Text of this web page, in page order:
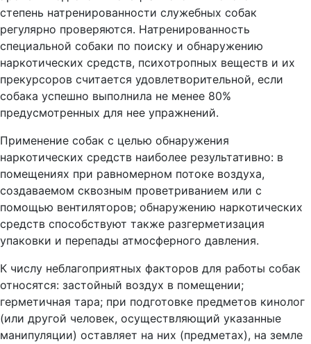
степень натренированности служебных собак
регулярно проверяются. Натренированность
специальной собаки по поиску и обнаружению
наркотических средств, психотропных веществ и их
прекурсоров считается удовлетворительной, если
собака успешно выполнила не менее 80%
предусмотренных для нее упражнений.
Применение собак с целью обнаружения
наркотических средств наиболее результативно: в
помещениях при равномерном потоке воздуха,
создаваемом сквозным проветриванием или с
помощью вентиляторов; обнаружению наркотических
средств способствуют также разгерметизация
упаковки и перепады атмосферного давления.
К числу неблагоприятных факторов для работы собак
относятся: застойный воздух в помещении;
герметичная тара; при подготовке предметов кинолог
(или другой человек, осуществляющий указанные
манипуляции) оставляет на них (предметах), на земле